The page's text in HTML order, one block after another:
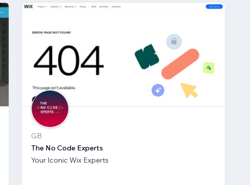
GB
The No Code Experts
Your Iconic Wix Experts